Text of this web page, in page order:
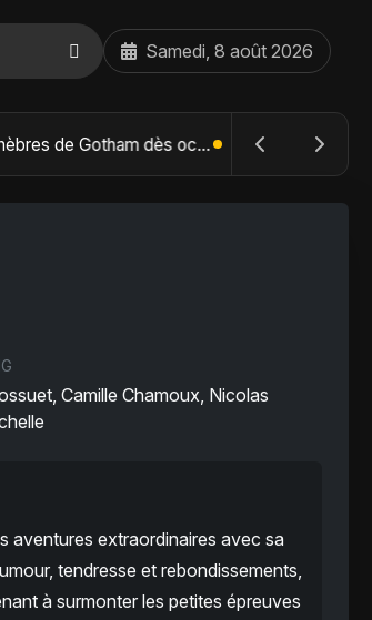
Samedi, 8 août 2026
The Batman : Part II – Robert Pattinson replonge dans les ténèbres de Gotham dès octobre 2027
Camille Chamoux, Nicolas
aventures extraordinaires avec sa
tendresse et rebondissements,
à surmonter les petites épreuves